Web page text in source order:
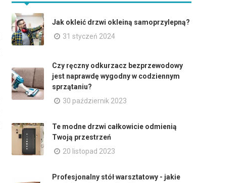
Jak okleić drzwi okleiną samoprzylepną?
31 styczeń 2024
Czy ręczny odkurzacz bezprzewodowy
jest naprawdę wygodny w codziennym
sprzątaniu?
30 październik 2023
Te modne drzwi całkowicie odmienią
Twoją przestrzeń
20 listopad 2023
Profesjonalny stół warsztatowy - jakie